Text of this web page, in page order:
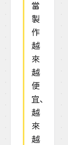
當
製
作
越
來
越
便
宜、
越
來
越